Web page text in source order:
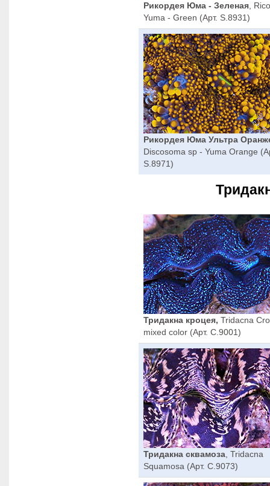
Рикордея Юма - Зеленая ,
Yuma - Green (Арт. S.8931)
Рикордея Юма Ультра
Discosoma sp - Yuma Orange
S.8971)
Тридакна кроцея, Tridacna
mixed color (Арт. C.9001)
Тридакна сквамоза , Tridacna
Squamosa (Арт. C.9073)